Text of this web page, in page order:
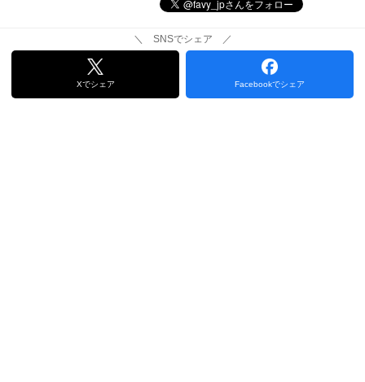
＼ SNSでシェア ／
Xでシェア Facebookでシェア